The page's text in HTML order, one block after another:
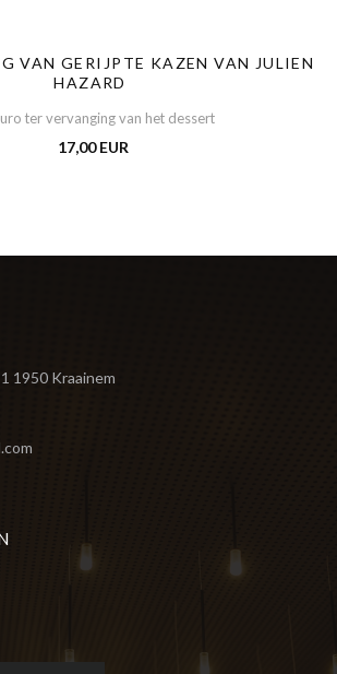
VAN GERIJPTE KAZEN VAN JULIEN
HAZARD
ter vervanging van het dessert
17,00 EUR
1950 Kraainem
ein neues Fenster))